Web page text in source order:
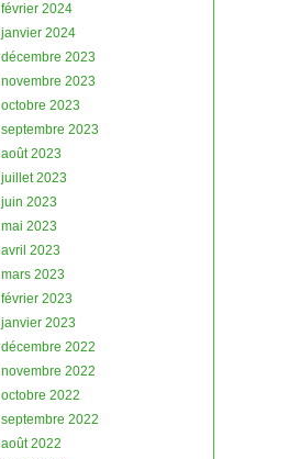
février 2024
janvier 2024
décembre 2023
novembre 2023
octobre 2023
septembre 2023
août 2023
juillet 2023
juin 2023
mai 2023
avril 2023
mars 2023
février 2023
janvier 2023
décembre 2022
novembre 2022
octobre 2022
septembre 2022
août 2022